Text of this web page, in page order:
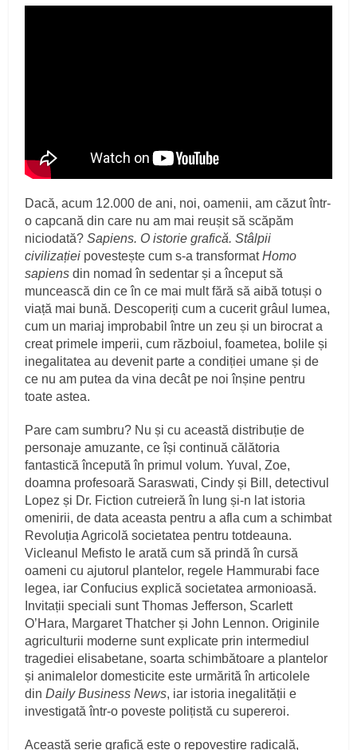
Dacă, acum 12.000 de ani, noi, oamenii, am căzut într-
o capcană din care nu am mai reușit să scăpăm
niciodată?Sapiens. O istorie grafică. Stâlpii
civilizației povestește cum s-a transformatHomo
sapiens din nomad în sedentar și a început să
muncească din ce în ce mai mult fără să aibă totuși o
viață mai bună. Descoperiți cum a cucerit grâul lumea,
cum un mariaj improbabil între un zeu și un birocrat a
creat primele imperii, cum războiul, foametea, bolile și
inegalitatea au devenit parte a condiției umane și de
ce nu am putea da vina decât pe noi înșine pentru
toate astea.
Pare cam sumbru? Nu și cu această distribuție de
personaje amuzante, ce își continuă călătoria
fantastică începută în primul volum. Yuval, Zoe,
doamna profesoară Saraswati, Cindy și Bill, detectivul
Lopez și Dr. Fiction cutreieră în lung și-n lat istoria
omenirii, de data aceasta pentru a afla cum a schimbat
Revoluția Agricolă societatea pentru totdeauna.
Vicleanul Mefisto le arată cum să prindă în cursă
oameni cu ajutorul plantelor, regele Hammurabi face
legea, iar Confucius explică societatea armonioasă.
Invitații speciali sunt Thomas Jefferson, Scarlett
O’Hara, Margaret Thatcher și John Lennon. Originile
agriculturii moderne sunt explicate prin intermediul
tragediei elisabetane, soarta schimbătoare a plantelor
și animalelor domesticite este urmărită în articolele
dinDaily Business News, iar istoria inegalității e
investigată într-o poveste polițistă cu supereroi.
Această serie grafică este o repovestire radicală,